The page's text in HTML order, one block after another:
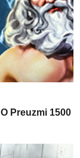
Preuzmi 1500